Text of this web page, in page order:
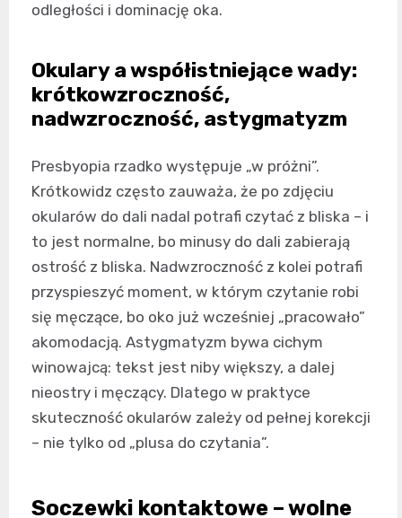
odległości i dominację oka.
Okulary a współistniejące wady:
krótkowzroczność,
nadwzroczność, astygmatyzm
Presbyopia rzadko występuje „w próżni”.
Krótkowidz często zauważa, że po zdjęciu
okularów do dali nadal potrafi czytać z bliska – i
to jest normalne, bo minusy do dali zabierają
ostrość z bliska. Nadwzroczność z kolei potrafi
przyspieszyć moment, w którym czytanie robi
się męczące, bo oko już wcześniej „pracowało”
akomodacją. Astygmatyzm bywa cichym
winowajcą: tekst jest niby większy, a dalej
nieostry i męczący. Dlatego w praktyce
skuteczność okularów zależy od pełnej korekcji
– nie tylko od „plusa do czytania”.
Soczewki kontaktowe – wolne